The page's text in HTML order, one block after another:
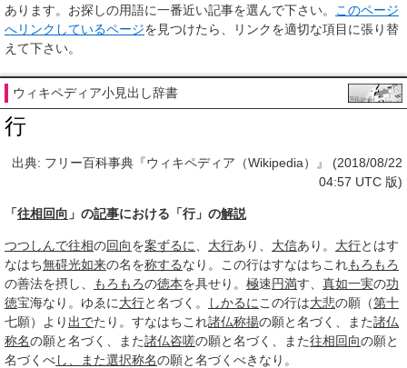
あります。お探しの用語に一番近い記事を選んで下さい。
このページ
へリンクしているページを見つけたら、リンクを適切な項目に張り替
えて下さい。
ウィキペディア小見出し辞書
行
出典: フリー百科事典『ウィキペディア（Wikipedia）』 (2018/08/22
04:57 UTC 版)
「往相回向 」の記事における「行」の解説
つつしんで往相の回向を案ずるに 大行あり、 大信あり。 大行とはす
なはち無碍光如来の名を称するなり。この行はすなはちこれもろもろ
の善法を摂し、
もろもろの徳本を具せり。 極速円満す、 真如一実の功
徳宝海なり。ゆゑに大行と名づく。 しかるに この行は大悲の願（第十
七願）より 出でたり。すなはちこれ諸仏称揚の願と名づく、また諸仏
称名の願と名づく、また諸仏咨嗟の願と名づく、また往相回向の願と
名づくべし、また選択称名の願と名づくべきなり。